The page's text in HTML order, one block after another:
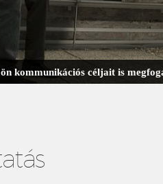
kommunikációs céljait is